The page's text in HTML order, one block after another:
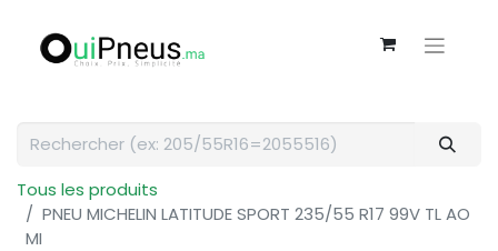
Tous les produits
PNEU MICHELIN LATITUDE SPORT 235/55 R17 99V TL AO
MI